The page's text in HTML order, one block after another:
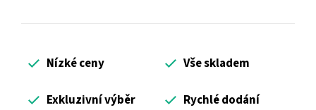
Nízké ceny Vše skladem
Exkluzivní výběr Rychlé dodání